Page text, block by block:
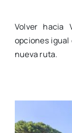
Volver hacia
opciones
nueva ruta.